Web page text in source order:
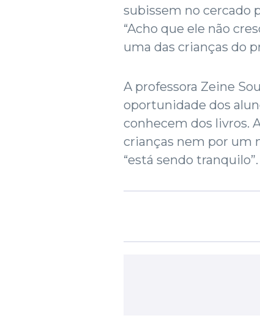
subissem no cercado
“Acho que ele não
uma das crianças do
A professora Zeine
oportunidade dos
conhecem dos livros.
crianças nem por um
“está sendo